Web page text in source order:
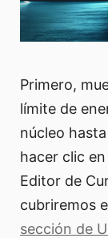
Primero,
límite de
núcleo
hacer clic
Editor de
cubriremos
sección de